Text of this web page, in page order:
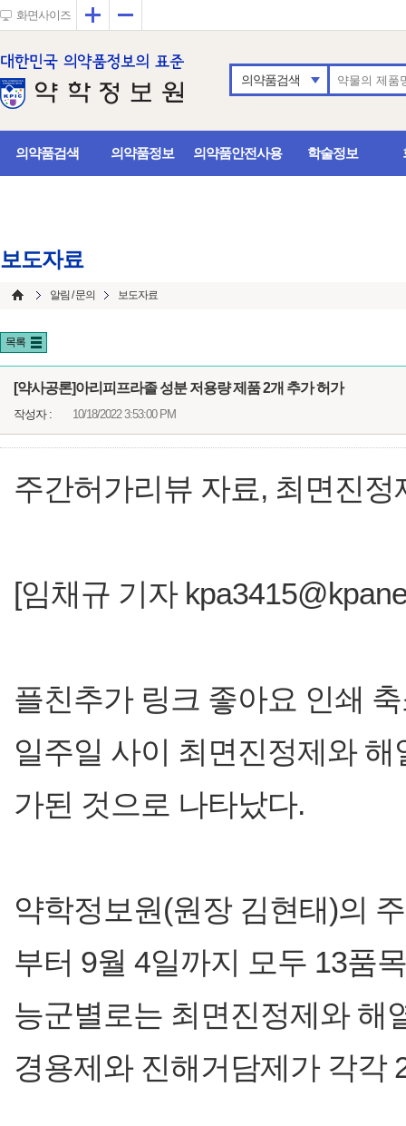
화면사이즈 확대
의약품검색
의약품검색 의약품정보 의약품안전사용 학술정보
보도자료
알림 / 문의 보도자료
목록
[약사공론]아리피프라졸 성분 저용량 제품 2개 추가 허가
작성자 : 10/18/2022 3:53:00 PM
주간허가리뷰 자료, 최면진
[임채규 기자
플친추가 링크 좋아요 인쇄
일주일 사이 최면진정제와 해
가된 것으로 나타났다.
약학정보원(원장 김현태)의
부터 9월 4일까지 모두 13품
능군별로는 최면진정제와 해
경용제와 진해거담제가 각각